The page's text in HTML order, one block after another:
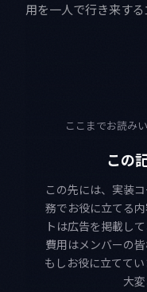
用を一人で行き来す
ここまでお読み
この
この先には、実装
務でお役に立てる
トは広告を掲載し
費用はメンバーの
もしお役に立てて
大